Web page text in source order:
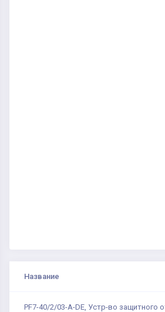
Название
PF7-40/2/03-A-DE, Устр-во защитного